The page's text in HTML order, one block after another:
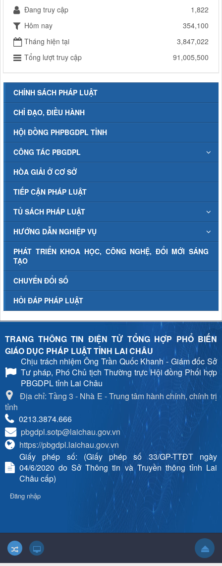
Đang truy cập
1,822
Hôm nay
354,100
Tháng hiện tại
3,847,022
Tổng lượt truy cập
91,005,500
CHÍNH SÁCH PHÁP LUẬT
CHỈ ĐẠO, ĐIỀU HÀNH
HỘI ĐỒNG PHPBGDPL TỈNH
CÔNG TÁC PBGDPL
HÒA GIẢI Ở CƠ SỞ
TIẾP CẬN PHÁP LUẬT
TỦ SÁCH PHÁP LUẬT
HƯỚNG DẪN NGHIỆP VỤ
PHÁT TRIỂN KHOA HỌC, CÔNG NGHỆ, ĐỔI MỚI SÁNG
TẠO
CHUYỂN ĐỔI SỐ
HỎI ĐÁP PHÁP LUẬT
TRANG THÔNG TIN ĐIỆN TỬ TỔNG HỢP PHỔ BIẾN
GIÁO DỤC PHÁP LUẬT TỈNH LAI CHÂU
Chịu trách nhiệmÔng Trần Quốc Khanh - Giám đốc Sở
Tư pháp, Phó Chủ tịch Thường trực Hội đồng Phối hợp
PBGDPL tỉnh Lai Châu
Địa chỉ: Tầng 3 - Nhà E - Trung tâm hành chính, chính trị
tỉnh
0213.3874.666
pbgdpl.sotp@laichau.gov.vn
https://pbgdpl.laichau.gov.vn
Giấy phép số: (Giấy phép số 33/GP-TTĐT ngày
04/6/2020 do Sở Thông tin và Truyền thông tỉnh Lai
Châu cấp)
Đăng nhập